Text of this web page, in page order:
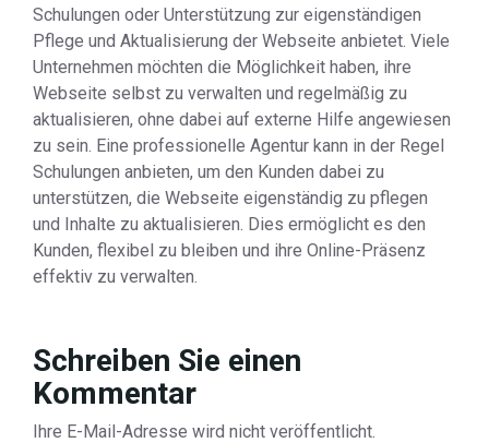
Schulungen oder Unterstützung zur eigenständigen
Pflege und Aktualisierung der Webseite anbietet. Viele
Unternehmen möchten die Möglichkeit haben, ihre
Webseite selbst zu verwalten und regelmäßig zu
aktualisieren, ohne dabei auf externe Hilfe angewiesen
zu sein. Eine professionelle Agentur kann in der Regel
Schulungen anbieten, um den Kunden dabei zu
unterstützen, die Webseite eigenständig zu pflegen
und Inhalte zu aktualisieren. Dies ermöglicht es den
Kunden, flexibel zu bleiben und ihre Online-Präsenz
effektiv zu verwalten.
Schreiben Sie einen
Kommentar
Ihre E-Mail-Adresse wird nicht veröffentlicht.